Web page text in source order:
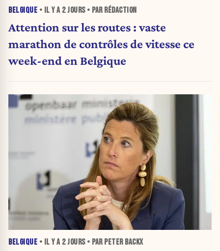
BELGIQUE • IL Y A 2 JOURS• PAR RÉDACTION
Attention sur les routes : vaste
marathon de contrôles de vitesse ce
week-end en Belgique
BELGIQUE • IL Y A 2 JOURS• PAR PETER BACKX